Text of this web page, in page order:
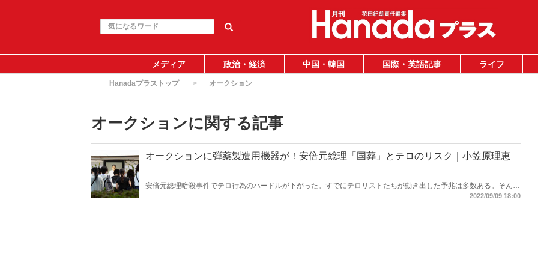
メディア 政治・経済 中国・韓国 国際・英語記事 ライフ
Hanadaプラストップ オークション
オークションに関する記事
オークションに弾薬製造用機器が！安倍元総理「国葬」とテロのリスク｜小笠原理恵
安倍元総理暗殺事件でテロ行為のハードルが下がった。すでにテロリストたちが動き出した予兆は多数ある。そんな
なか、銃弾や砲弾を作るための機器類が日々、オークションにかけられている……。山上徹也容疑者のように一人静
2022/09/09 18:00